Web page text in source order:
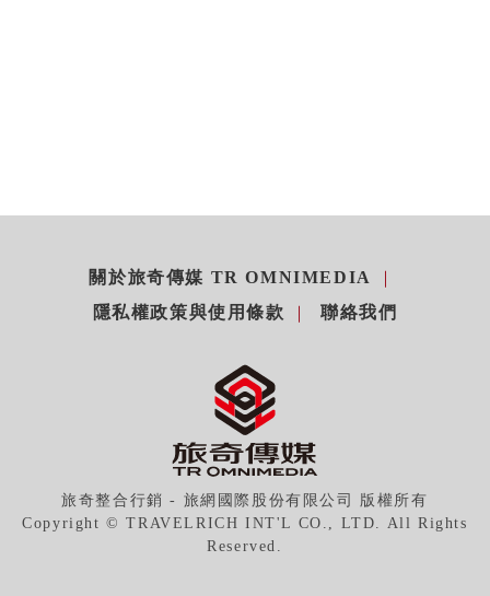
關於旅奇傳媒 TR OMNIMEDIA
隱私權政策與使用條款
聯絡我們
旅奇整合行銷 - 旅網國際股份有限公司 版權所有
Copyright © TRAVELRICH INT'L CO., LTD. All Rights
Reserved.